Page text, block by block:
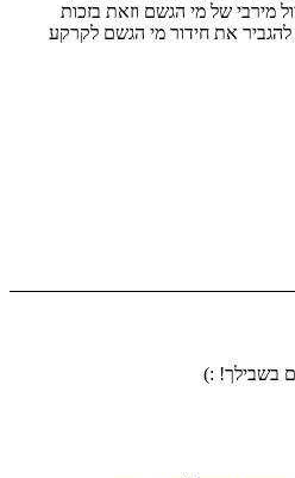
מירבי של מי הגשם וזאת בזכות
להגביר את חידור מי הגשם לקרקע
בשבילך! :)